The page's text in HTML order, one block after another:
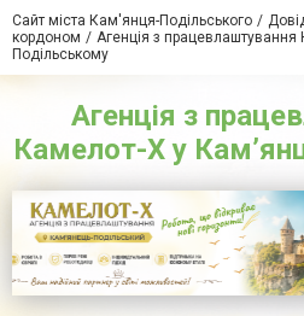
Сайт міста Кам'янця-Подільського
кордоном
Агенція з працевлаштування
Подільському
Агенція з
Камелот-Х у